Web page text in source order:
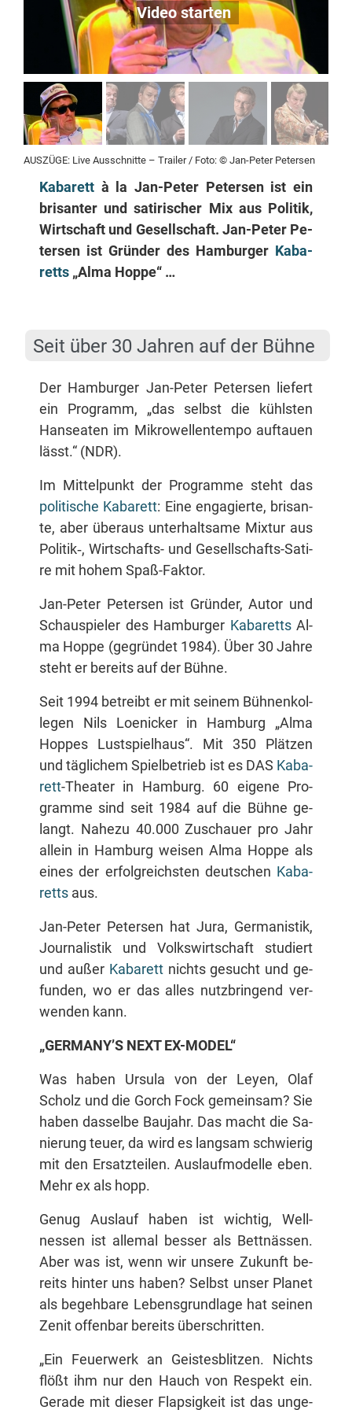
AUSZÜGE: Live Aus­schnit­te – Trai­ler /​ Fo­to: © Jan-Pe­ter Petersen
Ka­ba­rett à la Jan-Pe­ter Pe­ter­sen ist ein
bri­san­ter und sa­ti­ri­scher Mix aus Po­li­tik,
Wirt­schaft und Ge­sell­schaft. Jan-Pe­ter Pe­
ter­sen ist Grün­der des Ham­bur­ger Ka­ba­
retts „Al­ma Hoppe“ …
Seit über 30 Jah­ren auf der Bühne
Der Ham­bur­ger Jan-Pe­ter Pe­ter­sen lie­fert
ein Pro­gramm, „das selbst die kühls­ten
Han­sea­ten im Mi­kro­wel­len­tem­po auf­tau­en
lässt.“ (NDR).
Im Mit­tel­punkt der Pro­gram­me steht das
po­li­ti­sche Ka­ba­rett: Ei­ne en­ga­gier­te, bri­san­
te, aber über­aus un­ter­halt­sa­me Mix­tur aus
Politik‑, Wirt­schafts- und Ge­sell­schafts-Sa­ti­
re mit ho­hem Spaß-Faktor.
Jan-Pe­ter Pe­ter­sen ist Grün­der, Au­tor und
Schau­spie­ler des Ham­bur­ger Ka­ba­rettsAl­
ma Hop­pe (ge­grün­det 1984). Über 30 Jah­re
steht er be­reits auf der Bühne.
Seit 1994 be­treibt er mit sei­nem Büh­nen­kol­
le­gen Nils Loe­ni­cker in Ham­burg „Al­ma
Hop­pes Lust­spiel­haus“. Mit 350 Plät­zen
und täg­li­chem Spiel­be­trieb ist es DAS Ka­ba­
rett-Thea­ter in Ham­burg. 60 ei­ge­ne Pro­
gram­me sind seit 1984 auf die Büh­ne ge­
langt. Na­he­zu 40.000 Zu­schau­er pro Jahr
al­lein in Ham­burg wei­sen Al­ma Hop­pe als
ei­nes der er­folg­reichs­ten deut­schen Ka­ba­
retts aus.
Jan-Pe­ter Pe­ter­sen hat Ju­ra, Ger­ma­nis­tik,
Jour­na­lis­tik und Volks­wirt­schaft stu­diert
und au­ßer Ka­ba­rettnichts ge­sucht und ge­
fun­den, wo er das al­les nutz­brin­gend ver­
wen­den kann.
„GERMANY’S NEXT EX-MODEL“
Was ha­ben Ur­su­la von der Ley­en, Olaf
Scholz und die Gorch Fock ge­mein­sam? Sie
ha­ben das­sel­be Bau­jahr. Das macht die Sa­
nie­rung teu­er, da wird es lang­sam schwie­rig
mit den Er­satz­tei­len. Aus­lauf­mo­del­le eben.
Mehr ex als hopp.
Ge­nug Aus­lauf ha­ben ist wich­tig, Well­
nessen ist al­le­mal bes­ser als Bett­näs­sen.
Aber was ist, wenn wir un­se­re Zu­kunft be­
reits hin­ter uns ha­ben? Selbst un­ser Pla­net
als be­geh­ba­re Le­bens­grund­la­ge hat sei­nen
Ze­nit of­fen­bar be­reits überschritten.
„Ein Feu­er­werk an Geis­tes­blit­zen. Nichts
flößt ihm nur den Hauch von Re­spekt ein.
Ge­ra­de mit die­ser Flap­sig­keit ist das un­ge­